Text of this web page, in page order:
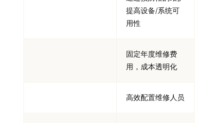
提高设备/系统可
用性
固定年度维修费
用，成本透明化
高效配置维修人员